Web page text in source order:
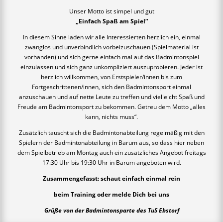
Unser Motto ist simpel und gut
„Einfach Spaß am Spiel“
In diesem Sinne laden wir alle Interessierten herzlich ein, einmal
zwanglos und unverbindlich vorbeizuschauen (Spielmaterial ist
vorhanden) und sich gerne einfach mal auf das Badmintonspiel
einzulassen und sich ganz unkompliziert auszuprobieren. Jeder ist
herzlich willkommen, von Erstspieler/innen bis zum
Fortgeschrittenen/innen, sich den Badmintonsport einmal
anzuschauen und auf nette Leute zu treffen und vielleicht Spaß und
Freude am Badmintonsport zu bekommen. Getreu dem Motto „alles
kann, nichts muss“.
Zusätzlich tauscht sich die Badmintonabteilung regelmäßig mit den
Spielern der Badmintonabteilung in Barum aus, so dass hier neben
dem Spielbetrieb am Montag auch ein zusätzliches Angebot freitags
17:30 Uhr bis 19:30 Uhr in Barum angeboten wird.
Zusammengefasst: schaut einfach einmal rein
beim Training oder melde Dich bei uns
Grüße von der Badmintonsparte des TuS Ebstorf